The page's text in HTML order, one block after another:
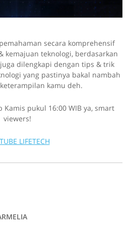
secara komprehensif
kemajuan teknologi, berdasarkan
juga dilengkapi dengan tips & trik
yang pastinya bakal nambah
kamu deh.
Kamis pukul 16:00 WIB ya, smart
viewers!
LIFETECH